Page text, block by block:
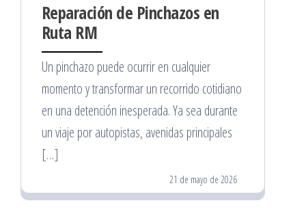
Reparación de Pinchazos en
Ruta RM
Un pinchazo puede ocurrir en cualquier
momento y transformar un recorrido cotidiano
en una detención inesperada. Ya sea durante
un viaje por autopistas, avenidas principales
[…]
21 de mayo de 2026